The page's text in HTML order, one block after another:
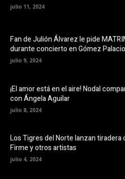
julio 11, 2024
Fan de Julión Álvarez le pide
durante concierto en Gómez Palacio
julio 9, 2024
¡El amor está en el aire! Nodal
con Ángela Aguilar
julio 8, 2024
Los Tigres del Norte lanzan tiradera
Firme y otros artistas
julio 4, 2024